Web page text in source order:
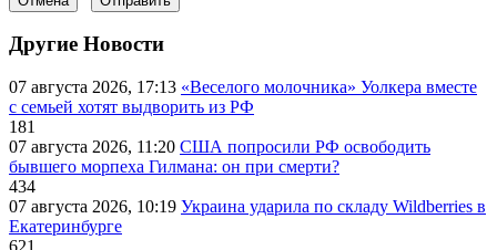
Другие Новости
07 августа 2026, 17:13 «Веселого молочника» Уолкера вместе
с семьей хотят выдворить из РФ
181
07 августа 2026, 11:20 США попросили РФ освободить
бывшего морпеха Гилмана: он при смерти?
434
07 августа 2026, 10:19 Украина ударила по складу Wildberries в
Екатеринбурге
621